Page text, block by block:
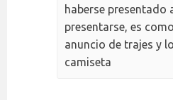
haberse
presentarse, es
anuncio de trajes y
camiseta